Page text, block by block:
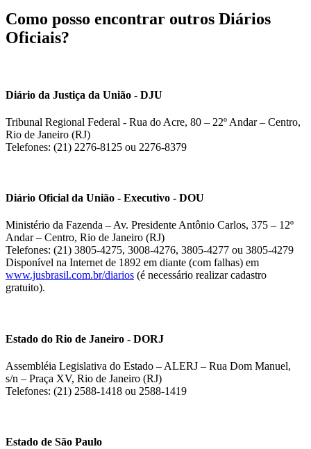
Como posso encontrar outros Diários
Oficiais?
Diário da Justiça da União - DJU
Tribunal Regional Federal - Rua do Acre, 80 – 22º Andar – Centro,
Rio de Janeiro (RJ)
Telefones: (21) 2276-8125 ou 2276-8379
Diário Oficial da União - Executivo - DOU
Ministério da Fazenda – Av. Presidente Antônio Carlos, 375 – 12º
Andar – Centro, Rio de Janeiro (RJ)
Telefones: (21) 3805-4275, 3008-4276, 3805-4277 ou 3805-4279
Disponível na Internet de 1892 em diante (com falhas) em
www.jusbrasil.com.br/diarios (é necessário realizar cadastro
gratuito).
Estado do Rio de Janeiro - DORJ
Assembléia Legislativa do Estado – ALERJ – Rua Dom Manuel,
s/n – Praça XV, Rio de Janeiro (RJ)
Telefones: (21) 2588-1418 ou 2588-1419
Estado de São Paulo